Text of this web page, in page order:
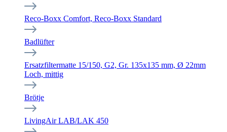
Reco-Boxx Comfort, Reco-Boxx Standard
Badlüfter
Ersatzfiltermatte 15/150, G2, Gr. 135x135 mm, Ø 22mm
Loch, mittig
Brötje
LivingAir LAB/LAK 450